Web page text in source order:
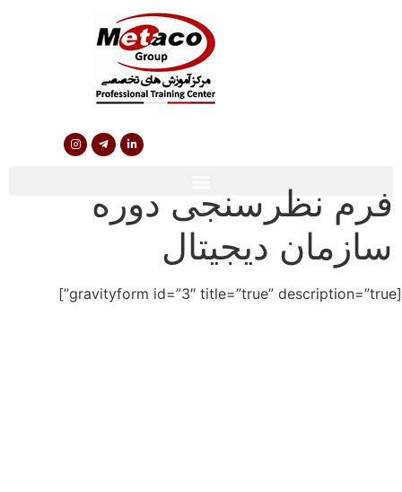
فرم نظرسنجی دوره
سازمان دیجیتال
[gravityform id=”3″ title=”true” description=”true”]